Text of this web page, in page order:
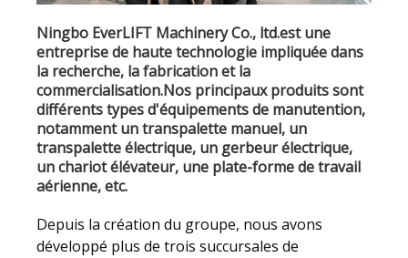
Ningbo EverLIFT Machinery Co., ltd.est une
entreprise de haute technologie impliquée dans
la recherche, la fabrication et la
commercialisation.Nos principaux produits sont
différents types d'équipements de manutention,
notamment un transpalette manuel, un
transpalette électrique, un gerbeur électrique,
un chariot élévateur, une plate-forme de travail
aérienne, etc.
Depuis la création du groupe, nous avons
développé plus de trois succursales de